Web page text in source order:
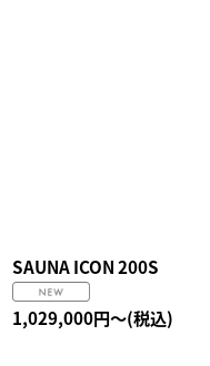
SAUNA ICON 200S
1,029,000円～(税込)